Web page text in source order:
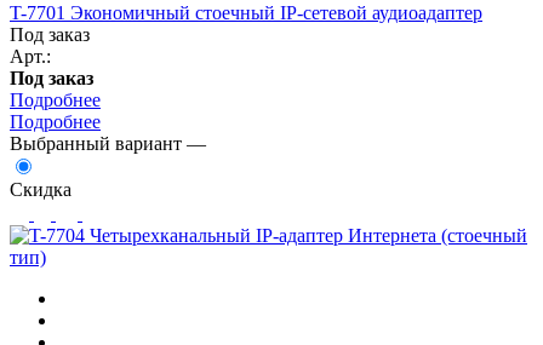
T-7701 Экономичный стоечный IP-сетевой аудиоадаптер
Под заказ
Арт.:
Под заказ
Подробнее
Подробнее
Выбранный вариант —
Скидка